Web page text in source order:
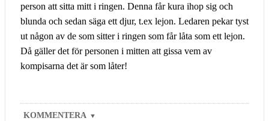
person att sitta mitt i ringen. Denna får kura ihop sig och
blunda och sedan säga ett djur, t.ex lejon. Ledaren pekar tyst
ut någon av de som sitter i ringen som får låta som ett lejon.
Då gäller det för personen i mitten att gissa vem av
kompisarna det är som låter!
KOMMENTERA ▼